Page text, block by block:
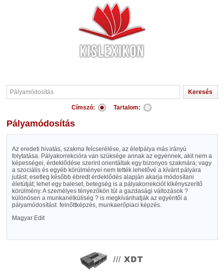
Címszó: Tartalom:
Pályamódosítás
Az eredeti hivatás, szakma felcserélése, az életpálya más irányú
folytatása. Pályakorrekcióra van szüksége annak az egyénnek, akit nem a
képességei, érdeklődése szerint orientáltak egy bizonyos szakmára; vagy
a szociális és egyéb körülményei nem tették lehetővé a kívánt pályára
jutást; esetleg később ébredt érdeklődés alapján akarja módosítani
életútját; lehet egy baleset, betegség is a pályakorrekciót kikényszerítő
körülmény. A személyes tényezőkön túl a gazdasági változások ?
különösen a munkanélküliség ? is megkívánhatják az egyéntől a
pályamódosítást. felnőttképzés, munkaerőpiaci képzés.
Magyar Edit